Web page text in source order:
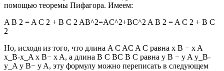
помощью теоремы Пифагора. Имеем:
A B 2 = A C 2 + B C 2 AB^2=AC^2+BC^2AB 2 =AC 2 + B C
2
Но, исходя из того, что длина A C AC A C равна x B − x A
x_B-x_Ax B− xA, а длина B C BC B C равна y B − y A y_B-
y_Ay B− yA, эту формулу можно переписать в следующем